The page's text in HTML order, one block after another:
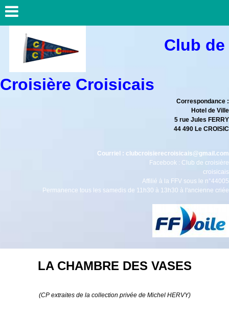
Club de
Croisière Croisicais
Correspondance :
Hotel de Ville
5 rue Jules FERRY
44 490 Le CROISIC
Courriel : clubcroisierecroisicais@gmail.com
Facebook : Club de croisière
croisicais
Affilié à la FFV sous le n°44005
Permanence tous les samedis de 11h30 à 13h30 à l'ancienne criée
LA CHAMBRE DES VASES
(CP extraites de la collection privée de Michel HERVY)